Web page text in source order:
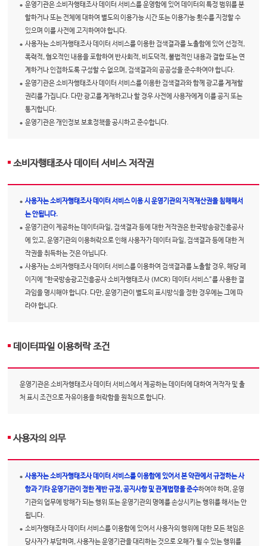
운영기관은 소비자행태조사 데이터 서비스를 운영함에 있어 데이터의 특정 범위를 분
할하거나 또는 전체에 대하여 별도의 이용가능 시간 또는 이용가능 횟수를 지정할 수
있으며 이를 사전에 고지하여야 합니다.
사용자는 소비자행태조사 데이터 서비스를 이용한 검색결과를 노출함에 있어 선정적,
폭력적, 혐오적인 내용을 포함하여 반사회적, 비도덕적, 불법적인 내용과 결합 또는 연
계하거나 인접하도록 구성할 수 없으며, 검색결과의 공공성을 준수하여야 합니다.
운영기관은 소비자행태조사 데이터 서비스를 이용한 검색결과와 함께 광고를 게재할
권리를 가집니다. 다만 광고를 게재하고나 할 경우 사전에 사용자에게 이를 공지 또는
통지합니다.
운영기관은 개인정보 보호정책을 공시하고 준수합니다.
소비자행태조사 데이터 서비스 저작권
사용자는 소비자행태조사 데이터 서비스 이용 시 운영기관의 지적재산권을 침해해서
는 안됩니다.
운영기관이 제공하는 데이터파일, 검색결과 등에 대한 저작권은 한국방송광진흥공사
에 있고, 운영기관의 이용허락으로 인해 사용자가 데이터 파일, 검색결과 등에 대한 저
작권을 취득하는 것은 아닙니다.
사용자는 소비자행태조사 데이터 서비스를 이용하여 검색결과를 노출할 경우, 해당 페
이지에 “한국방송광고진흥공사 소비자행태조사 (MCR) 데이터 서비스”를 사용한 결
과임을 명시해야 합니다. 다만, 운영기관이 별도의 표시방식을 정한 경우에는 그에 따
라야 합니다.
데이터파일 이용허락 조건
운영기관은 소비자행태조사 데이터 서비스에서 제공하는 데이터에 대하여 저작자 및 출
처 표시 조건으로 자유이용을 허락함을 원칙으로 합니다.
사용자의 의무
사용자는 소비자행태조사 데이터 서비스를 이용함에 있어서 본 약관에서 규정하는 사
항과 기타 운영기관이 정한 제반 규정, 공지사항 및 관계법령을 준수하여야 하며, 운영
기관의 업무에 방해가 되는 행위 또는 운영기관의 명예를 손상시키는 행위를 해서는 안
됩니다.
소비자행태조사 데이터 서비스를 이용함에 있어서 사용자의 행위에 대한 모든 책임은
당사자가 부담하며, 사용자는 운영기관을 대리하는 것으로 오해가 될 수 있는 행위를